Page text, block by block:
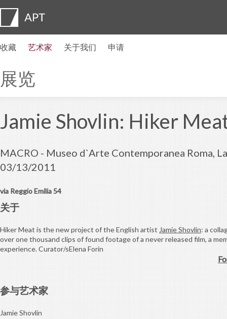
收藏 艺术家 关于我们 申请
展览
Jamie Shovlin: Hiker
MACRO - Museo d`Arte Contemporanea Roma,
03/13/2011
via Reggio Emilia 54
关于
Hiker Meat is the new project of the English artist Jamie Shovlin: a
over one thousand clips of found footage of a never released film, a
experience. Curator/sElena Forin
参与艺术家
Jamie Shovlin